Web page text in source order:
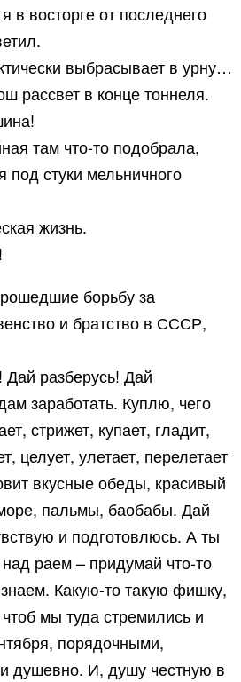
в восторге от последнего
выбрасывает в урну…
рассвет в конце тоннеля.
там что-то подобрала,
под стуки мельничного
жизнь.
борьбу за
и братство в СССР,
разберусь! Дай
заработать. Куплю, чего
стрижет, купает, гладит,
целует, улетает, перелетает
вкусные обеды, красивый
пальмы, баобабы. Дай
и подготовлюсь. А ты
раем – придумай что-то
Какую-то такую фишку,
мы туда стремились и
порядочными,
душевно. И, душу честную в